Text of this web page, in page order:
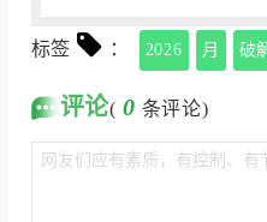
标签 ： 2026 月 破
评论( 0 条评论)